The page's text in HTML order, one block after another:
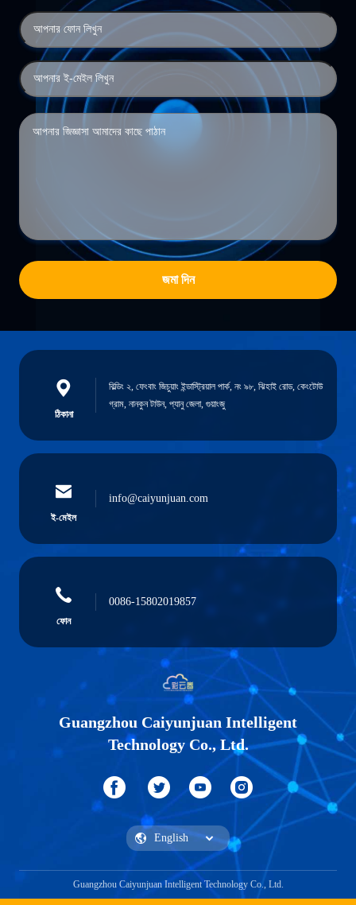
জমা দিন
ঠিকানা
বিল্ডিং ২, ফেংবাং জিচুয়াং ইন্ডাস্ট্রিয়াল পার্ক, নং ৯৮, ঝিহাই রোড, কেংটোউ
গ্রাম, নানকুন টাউন, প্যানু জেলা, গুয়াংজু
ই-মেইল
info@caiyunjuan.com
ফোন
0086-15802019857
Guangzhou Caiyunjuan Intelligent
Technology Co., Ltd.
Guangzhou Caiyunjuan Intelligent Technology Co., Ltd.